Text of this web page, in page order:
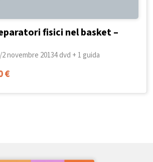
fisici nel basket –
novembre 20134 dvd + 1 guida
€